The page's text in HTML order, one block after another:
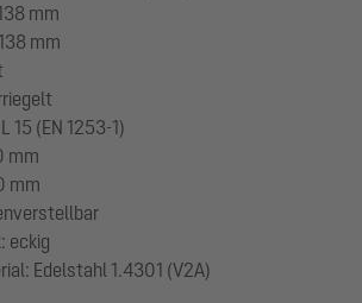
mm
mm
15 (EN 1253-1)
mm
mm
eckig